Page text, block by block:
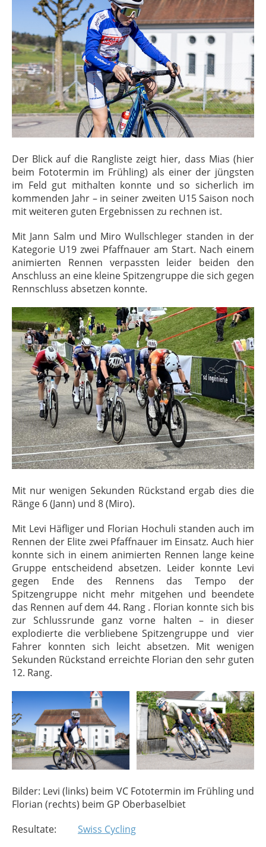
Der Blick auf die Rangliste zeigt hier, dass Mias (hier
beim Fototermin im Frühling) als einer der jüngsten
im Feld gut mithalten konnte und so sicherlich im
kommenden Jahr – in seiner zweiten U15 Saison noch
mit weiteren guten Ergebnissen zu rechnen ist.
Mit Jann Salm und Miro Wullschleger standen in der
Kategorie U19 zwei Pfaffnauer am Start. Nach einem
animierten Rennen verpassten leider beiden den
Anschluss an eine kleine Spitzengruppe die sich gegen
Rennschluss absetzen konnte.
Mit nur wenigen Sekunden Rückstand ergab dies die
Ränge 6 (Jann) und 8 (Miro).
Mit Levi Häfliger und Florian Hochuli standen auch im
Rennen der Elite zwei Pfaffnauer im Einsatz. Auch hier
konnte sich in einem animierten Rennen lange keine
Gruppe entscheidend absetzen. Leider konnte Levi
gegen Ende des Rennens das Tempo der
Spitzengruppe nicht mehr mitgehen und beendete
das Rennen auf dem 44. Rang . Florian konnte sich bis
zur Schlussrunde ganz vorne halten – in dieser
explodierte die verbliebene Spitzengruppe und
vier
Fahrer konnten sich leicht absetzen. Mit wenigen
Sekunden Rückstand erreichte Florian den sehr guten
12. Rang.
Bilder: Levi (links) beim VC Fototermin im Frühling und
Florian (rechts) beim GP Oberbaselbiet
Resultate:
Swiss Cycling